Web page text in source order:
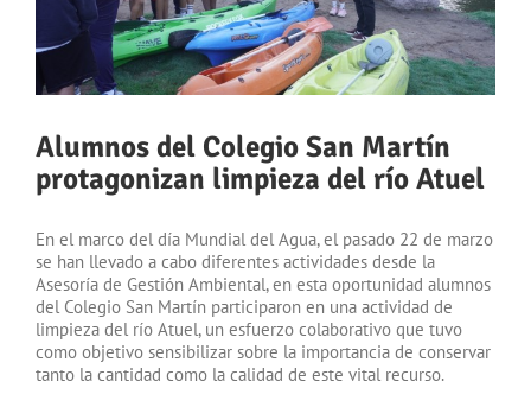
Alumnos del Colegio San Martín
protagonizan limpieza del río Atuel
En el marco del día Mundial del Agua, el pasado 22 de marzo
se han llevado a cabo diferentes actividades desde la
Asesoría de Gestión Ambiental, en esta oportunidad alumnos
del Colegio San Martín participaron en una actividad de
limpieza del río Atuel, un esfuerzo colaborativo que tuvo
como objetivo sensibilizar sobre la importancia de conservar
tanto la cantidad como la calidad de este vital recurso.